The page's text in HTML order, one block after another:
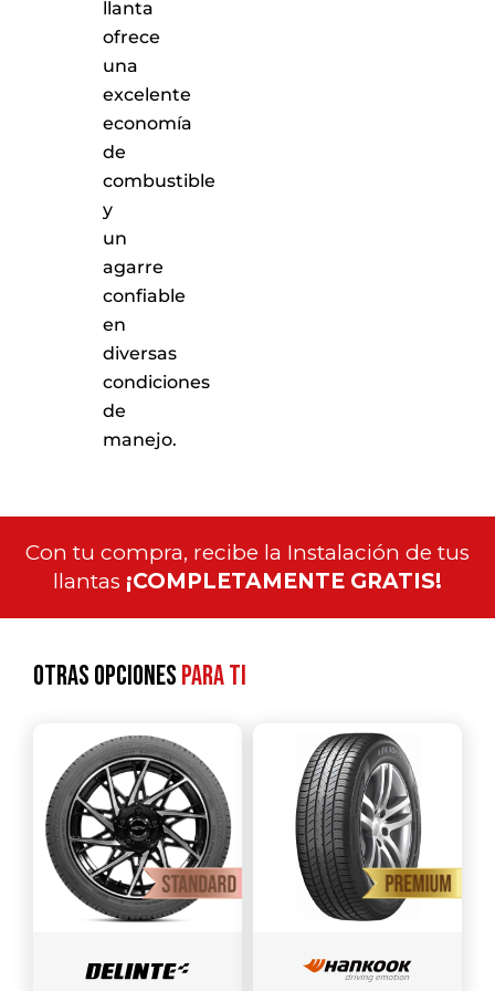
llanta
ofrece
una
excelente
economía
de
combustible
y
un
agarre
confiable
en
diversas
condiciones
de
manejo.
Con tu compra, recibe la Instalación de tus
llantas ¡COMPLETAMENTE GRATIS!
Otras opcionespara ti